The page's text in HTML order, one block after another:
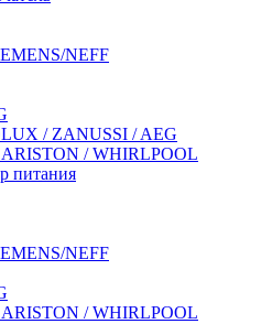
NEFF
/ ZANUSSI / AEG
/ WHIRLPOOL
питания
NEFF
/ WHIRLPOOL